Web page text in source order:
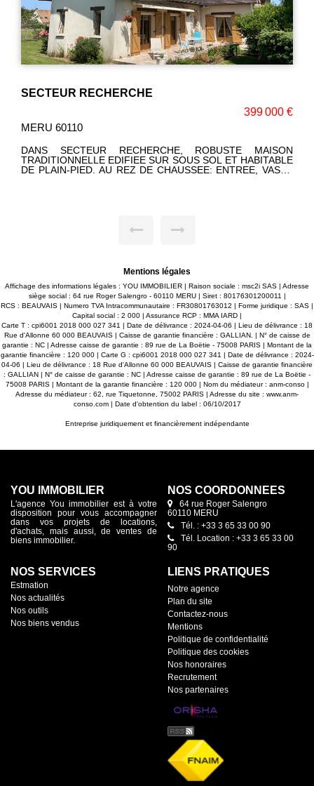
SECTEUR RECHERCHE
399 000 €
MERU 60110
DANS SECTEUR RECHERCHE, ROBUSTE MAISON
TRADITIONNELLE EDIFIEE SUR SOUS SOL ET HABITABLE
DE PLAIN-PIED. AU REZ DE CHAUSSEE: ENTREE, VASTE
PAYSAGE ET BIEN CLOS DE 2500 M². SES ATOUTS: SON
Mentions légales
Affichage des informations légales : YOU IMMOBILIER | Raison sociale : msc2i SAS | Adresse
siège social : 64 rue Roger Salengro - 60110 MERU | Siret : 80176301200011 |
RCS : BEAUVAIS | Numero TVA Intracommunautaire : FR30801763012 | Forme juridique : SAS |
Capital social : 2 000 | Assurance RCP : MMA IARD |
Carte T : cpi6001 2018 000 027 341 | Date de délivrance : 2024-04-06 | Lieu de délivrance : 18
Rue d'Allonne 60 000 BEAUVAIS | Caisse de garantie financière : GALLIAN. | N° de caisse de
garantie : NC | Adresse caisse de garantie : 89 rue de La Boëtie - 75008 PARIS | Montant de la
garantie financière : 120 000 | Carte G : cpi6001 2018 000 027 341 | Date de délivrance : 2024-
04-06 | Lieu de délivrance : 18 Rue d'Allonne 60 000 BEAUVAIS | Caisse de garantie financière
: GALLIAN | N° de caisse de garantie : NC | Adresse caisse de garantie : 89 rue de La Boëtie -
75008 PARIS | Montant de la garantie financière : 120 000 | Nom du médiateur : anm-conso |
Adresse du médiateur : 62, rue Tiquetonne, 75002 PARIS | Adresse du site : www.anm-
conso.com| Date d'obtention du label : 06/10/2017
Entreprise juridiquement et financièrement indépendante
YOU IMMOBILIER
L'agence You immobilier est à votre
disposition pour vous accompagner
dans vos projets de locations,
d'achats, mais aussi, de ventes de
biens immobilier.
NOS COORDONNÉES
64 rue Roger Salengro
60110 MERU
Tél. : +33 3 65 33 00 90
Tél. Location : +33 3 65 33 00
90
NOS SERVICES
Estmation
Nos actualités
Nos outils
Nos biens vendus
LIENS PRATIQUES
Notre agence
Plan du site
Contactez-nous
Mentions
Politique de confidentialité
Politique des cookies
Nos honoraires
Recrutement
Nos partenaires